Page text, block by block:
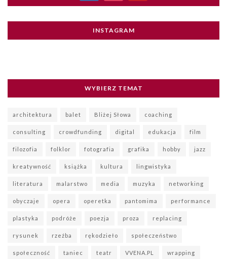
INSTAGRAM
WYBIERZ TEMAT
architektura balet Bliżej Słowa coaching
consulting crowdfunding digital edukacja film
filozofia folklor fotografia grafika hobby jazz
kreatywność książka kultura lingwistyka
literatura malarstwo media muzyka networking
obyczaje opera operetka pantomima performance
plastyka podróże poezja proza replacing
rysunek rzeźba rękodzieło społeczeństwo
społeczność taniec teatr VVENA.PL wrapping